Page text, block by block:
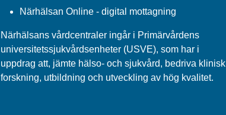
Närhälsan Online - digital mottagning
Närhälsans vårdcentraler ingår i Primärvårdens
universitetssjukvårdsenheter (USVE), som har i
uppdrag att, jämte hälso- och sjukvård, bedriva klinisk
forskning, utbildning och utveckling av hög kvalitet.